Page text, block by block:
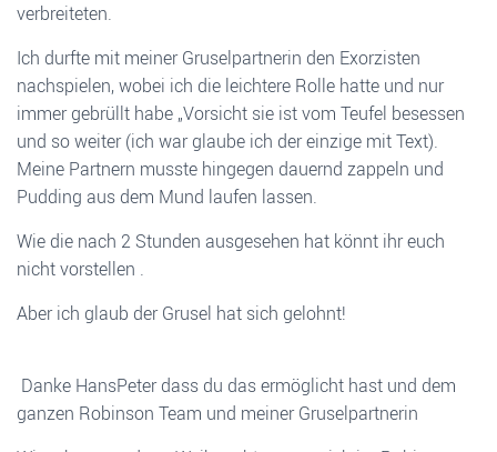
verbreiteten.
Ich durfte mit meiner Gruselpartnerin den Exorzisten
nachspielen, wobei ich die leichtere Rolle hatte und nur
immer gebrüllt habe „Vorsicht sie ist vom Teufel besessen
und so weiter (ich war glaube ich der einzige mit Text).
Meine Partnern musste hingegen dauernd zappeln und
Pudding aus dem Mund laufen lassen.
Wie die nach 2 Stunden ausgesehen hat könnt ihr euch
nicht vorstellen .
Aber ich glaub der Grusel hat sich gelohnt!
Danke HansPeter dass du das ermöglicht hast und dem
ganzen Robinson Team und meiner Gruselpartnerin